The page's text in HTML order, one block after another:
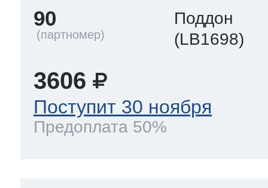
90
Поддон
(LB1698)
3606
Поступит 30 ноября
Предоплата 50%